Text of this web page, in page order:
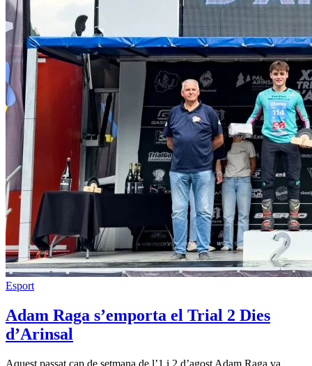
Esport
Adam Raga s’emporta el Trial 2 Dies
d’Arinsal
Aquest passat cap de setmana de l’1 i 2 d’agost Adam Raga va